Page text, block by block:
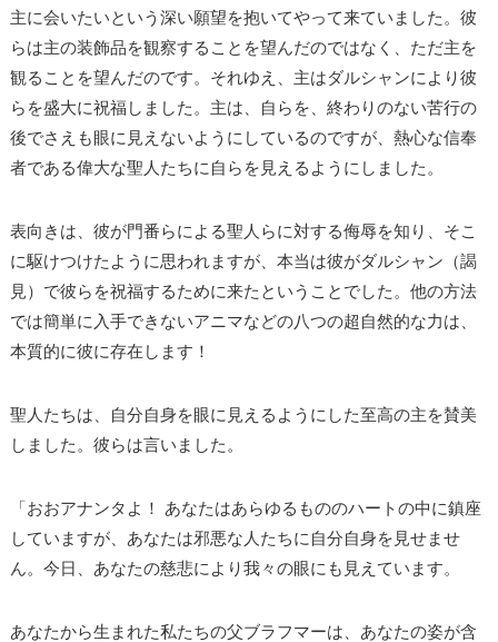
主に会いたいという深い願望を抱いてやって来ていました。彼
らは主の装飾品を観察することを望んだのではなく、ただ主を
観ることを望んだのです。それゆえ、主はダルシャンにより彼
らを盛大に祝福しました。主は、自らを、終わりのない苦行の
後でさえも眼に見えないようにしているのですが、熱心な信奉
者である偉大な聖人たちに自らを見えるようにしました。
表向きは、彼が門番らによる聖人らに対する侮辱を知り、そこ
に駆けつけたように思われますが、本当は彼がダルシャン（謁
見）で彼らを祝福するために来たということでした。他の方法
では簡単に入手できないアニマなどの八つの超自然的な力は、
本質的に彼に存在します！
聖人たちは、自分自身を眼に見えるようにした至高の主を賛美
しました。彼らは言いました。
「おおアナンタよ！ あなたはあらゆるもののハートの中に鎮座
していますが、あなたは邪悪な人たちに自分自身を見せませ
ん。今日、あなたの慈悲により我々の眼にも見えています。
あなたから生まれた私たちの父ブラフマーは、あなたの姿が含